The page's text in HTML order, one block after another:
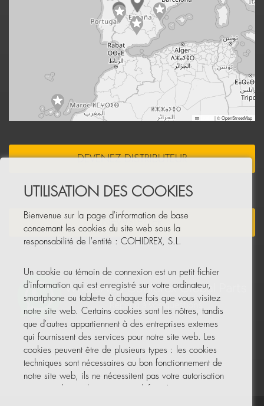
|© OpenStreetMap
DEVENEZ DISTRIBUTEUR
NEWSLETTER
UTILISATION DES COOKIES
Bienvenue sur la page d'information de base
concernant les cookies du site web sous la
responsabilité de l'entité : COHIDREX, S.L.
Un cookie ou témoin de connexion est un petit fichier
d'information qui est enregistré sur votre ordinateur,
smartphone ou tablette à chaque fois que vous visitez
notre site web. Certains cookies sont les nôtres, tandis
que d'autres appartiennent à des entreprises externes
qui fournissent des services pour notre site web. Les
cookies peuvent être de plusieurs types : les cookies
techniques sont nécessaires au bon fonctionnement de
notre site web, ils ne nécessitent pas votre autorisation